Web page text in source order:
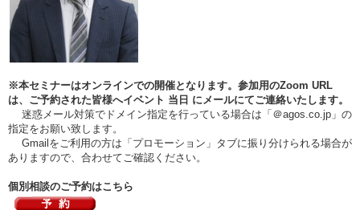
※本セミナーはオンラインでの開催となります。参加用のZoom URL
は、ご予約された皆様へイベント 当日 にメールにてご連絡いたします。
迷惑メール対策でドメイン指定を行っている場合は「＠agos.co.jp」の
指定をお願い致します。
Gmailをご利用の方は「プロモーション」タブに振り分けられる場合が
ありますので、合わせてご確認ください。
個別相談のご予約はこちら